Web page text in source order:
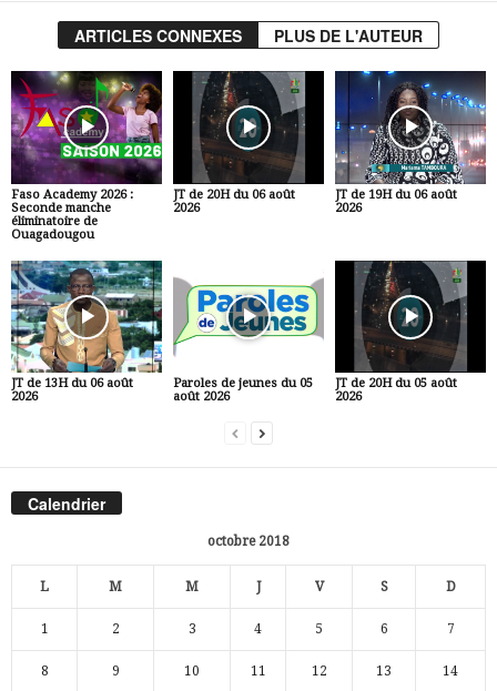
ARTICLES CONNEXES PLUS DE L'AUTEUR
Faso Academy 2026 :
Seconde manche
éliminatoire de
Ouagadougou
JT de 20H du 06 août
2026
JT de 19H du 06 août
2026
JT de 13H du 06 août
2026
Paroles de jeunes du 05
août 2026
JT de 20H du 05 août
2026
Calendrier
octobre 2018
L M M J V S D
1 2 3 4 5 6 7
8 9 10 11 12 13 14